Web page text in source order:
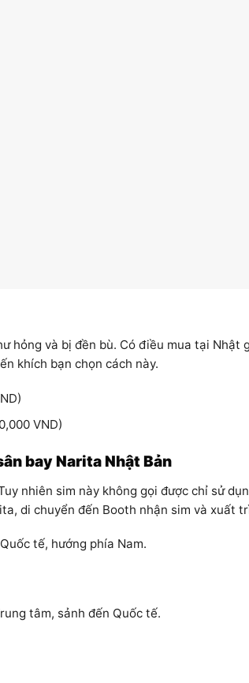
hỏng và bị đền bù. Có điều mua tại Nhật
khích bạn chọn cách này.
VND)
bay Narita Nhật Bản
nhiên sim này không gọi được chỉ sử
di chuyển đến Booth nhận sim và xuất
tế, hướng phía Nam.
tâm, sảnh đến Quốc tế.